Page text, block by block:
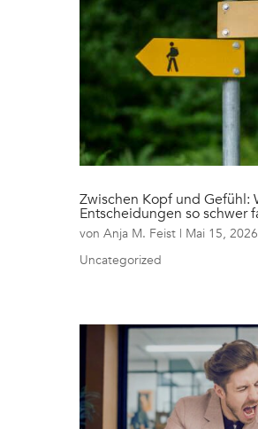
Zwischen Kopf und Gefühl:
Entscheidungen so schwer
von Anja M. Feist| Mai 15, 2026
Uncategorized